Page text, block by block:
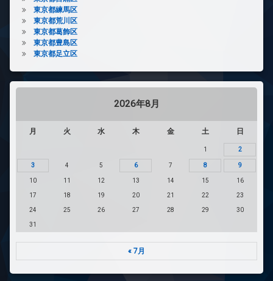
東京都練馬区
東京都荒川区
東京都葛飾区
東京都豊島区
東京都足立区
2026年8月
月 火 水 木 金 土 日
1 2
3 4 5 6 7 8 9
10 11 12 13 14 15 16
17 18 19 20 21 22 23
24 25 26 27 28 29 30
31
« 7月